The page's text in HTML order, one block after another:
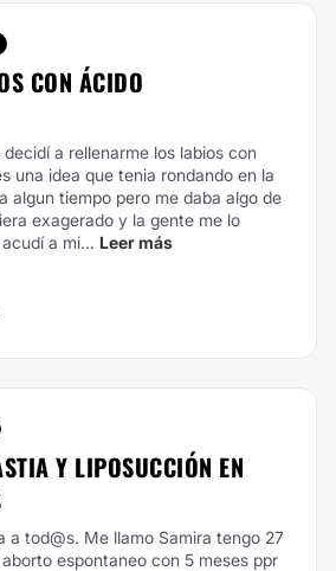
CON ÁCIDO
a rellenarme los labios con
una idea que tenia rondando en la
algun tiempo pero me daba algo de
exagerado y la gente me lo
a mi... Leer más
Y LIPOSUCCIÓN EN
a tod@s. Me llamo Samira tengo 27
espontaneo con 5 meses ppr